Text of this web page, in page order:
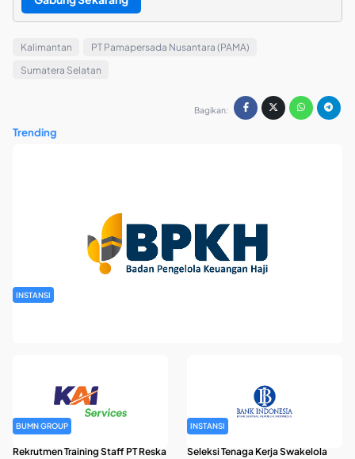
Kalimantan
PT Pamapersada Nusantara (PAMA)
Sumatera Selatan
Bagikan:
Trending
INSTANSI
BUMN GROUP
Rekrutmen Training Staff PT Reska
INSTANSI
Seleksi Tenaga Kerja Swakelola